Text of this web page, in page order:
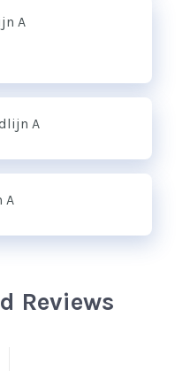
A
A
A
Reviews